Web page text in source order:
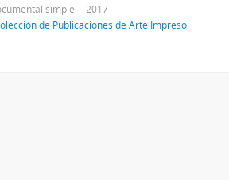
simple
2017
de Publicaciones de Arte Impreso